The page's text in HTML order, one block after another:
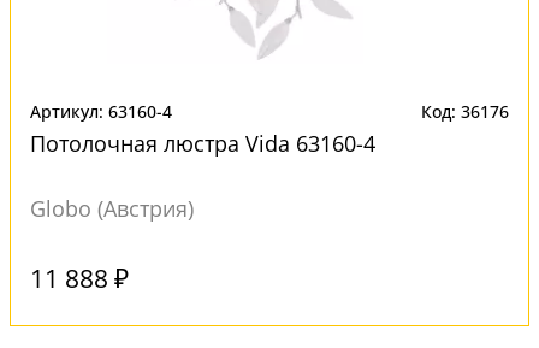
Артикул: 63160-4 Код: 36176
Потолочная люстра Vida 63160-4
Globo (Австрия)
11 888 ₽